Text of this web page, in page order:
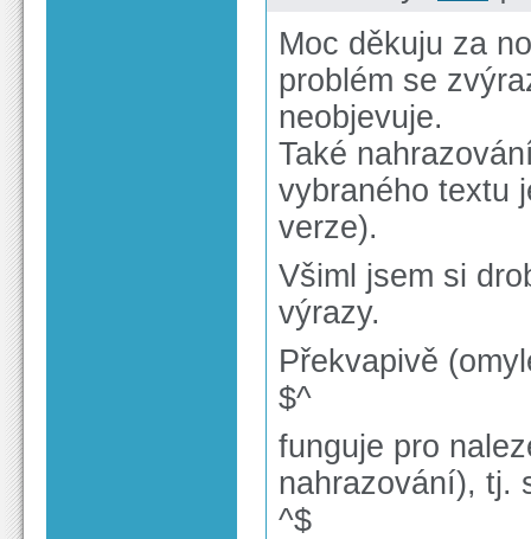
Moc děkuju za
problém se
neobjevuje.
Také
vybraného textu
verze).
Všiml jsem si
výrazy.
Překvapivě
$^
funguje pro
nahrazování), tj.
^$